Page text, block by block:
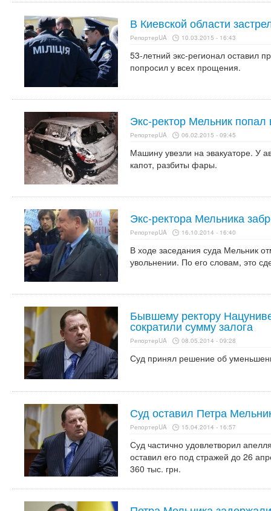
В Киевской области
РепортерUA 10.03.2015 - 16:43
53-летний экс-регионал оставил
попросил у всех прощения.
Экс-ректор Мельник
РепортерUA 06.02.2015 - 09:45
Машину увезли на эвакуаторе. У
капот, разбиты фары.
Экс-ректора Мельника
РепортерUA 16.10.2014 - 16:40
В ходе заседания суда Мельник
увольнении. По его словам, это
Бывшему ректору
сократили сумму залога
РепортерUA 08.05.2014 - 09:28
Суд принял решение об
Суд оставил Петра
РепортерUA 15.04.2014 - 16:57
Суд частично удовлетворил
оставил его под стражей до 26
360 тыс. грн.